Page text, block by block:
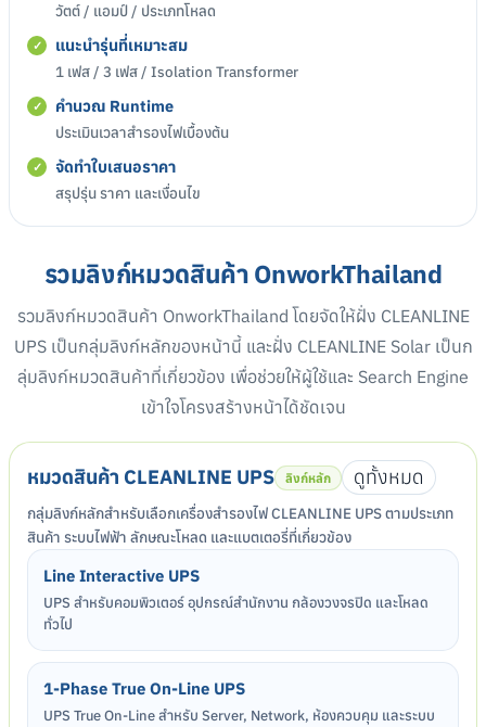
วัตต์ / แอมป์ / ประเภทโหลด
แนะนำรุ่นที่เหมาะสม
1 เฟส / 3 เฟส / Isolation Transformer
คำนวณ Runtime
ประเมินเวลาสำรองไฟเบื้องต้น
จัดทำใบเสนอราคา
สรุปรุ่น ราคา และเงื่อนไข
รวมลิงก์หมวดสินค้า OnworkThailand
รวมลิงก์หมวดสินค้า OnworkThailand โดยจัดให้ฝั่ง CLEANLINE
UPS เป็นกลุ่มลิงก์หลักของหน้านี้ และฝั่ง CLEANLINE Solar เป็นก
ลุ่มลิงก์หมวดสินค้าที่เกี่ยวข้อง เพื่อช่วยให้ผู้ใช้และ Search Engine
เข้าใจโครงสร้างหน้าได้ชัดเจน
หมวดสินค้า CLEANLINE UPS ลิงก์หลัก ดูทั้งหมด
กลุ่มลิงก์หลักสำหรับเลือกเครื่องสำรองไฟ CLEANLINE UPS ตามประเภท
สินค้า ระบบไฟฟ้า ลักษณะโหลด และแบตเตอรี่ที่เกี่ยวข้อง
Line Interactive UPS
UPS สำหรับคอมพิวเตอร์ อุปกรณ์สำนักงาน กล้องวงจรปิด และโหลด
ทั่วไป
1-Phase True On-Line UPS
UPS True On-Line สำหรับ Server, Network, ห้องควบคุม และระบบ